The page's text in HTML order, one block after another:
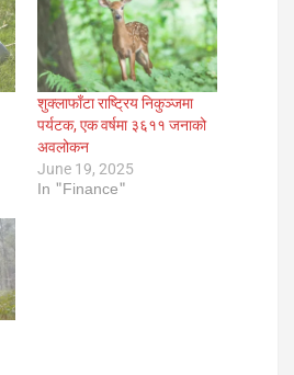
शुक्लाफाँटा राष्ट्रिय निकुञ्जमा
पर्यटक, एक वर्षमा ३६११ जनाको
अवलोकन
June 19, 2025
In "Finance"